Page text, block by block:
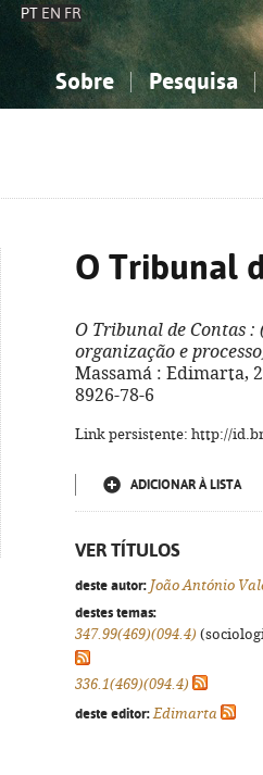
PT EN FR
Sobre Pesquisa
O Tribunal
O Tribunal de Contas :
organização e
Massamá : Edimarta,
8926-78-6
Link persistente: http://
ADICIONAR À LISTA
VER TÍTULOS
deste autor: João António
destes temas:
347.99(469)(094.4)
336.1(469)(094.4)
deste editor: Edimarta